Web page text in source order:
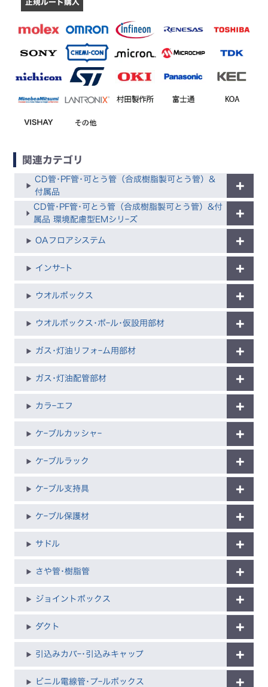
正規ルート購入
関連カテゴリ
CD管･PF管･可とう管（合成樹脂製可とう管）&
付属品
CD管･PF管･可とう管（合成樹脂製可とう管）&付
属品 環境配慮型EMシリｰズ
OAフロアシステム
インサｰト
ウオルボックス
ウオルボックス･ポｰル･仮設用部材
ガス･灯油リフォｰム用部材
ガス･灯油配管部材
カラｰエフ
ケｰブルカッシャｰ
ケｰブルラック
ケｰブル支持具
ケｰブル保護材
サドル
さや管･樹脂管
ジョイントボックス
ダクト
引込みカバｰ･引込みキャップ
ビニル電線管･プｰルボックス